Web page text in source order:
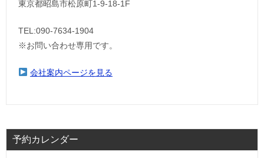
東京都昭島市松原町1-9‐18‐1F
TEL:090-7634-1904
※お問い合わせ専用です。
会社案内ページを見る
予約カレンダー